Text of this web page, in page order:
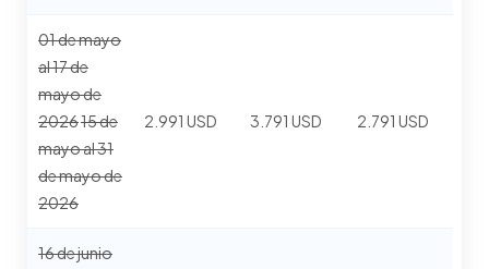
01 de mayo
al 17 de
mayo de
202615 de
mayo al 31
de mayo de
2026
2.991 USD 3.791 USD 2.791 USD
16 de junio